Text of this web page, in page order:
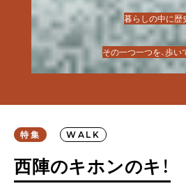
暮らしの中に歴
その一つ一つを、歩い
特集 WALK
西陣のキホンのキ！